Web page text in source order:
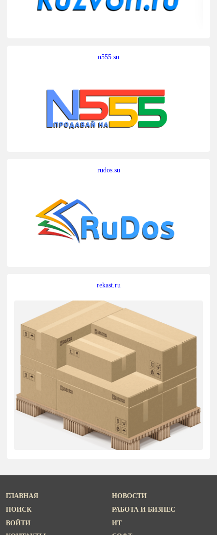
n555.su
rudos.su
rekast.ru
ГЛАВНАЯ
ПОИСК
ВОЙТИ
НОВОСТИ
РАБОТА И БИЗНЕС
ИТ